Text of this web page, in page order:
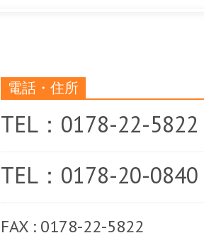
電話・住所
TEL：0178-22-5822
TEL：0178-20-0840
FAX : 0178-22-5822